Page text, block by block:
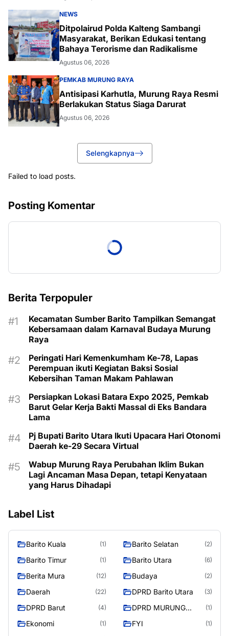
NEWS
Ditpolairud Polda Kalteng Sambangi
Masyarakat, Berikan Edukasi tentang
Bahaya Terorisme dan Radikalisme
Agustus 06, 2026
PEMKAB MURUNG RAYA
Antisipasi Karhutla, Murung Raya Resmi
Berlakukan Status Siaga Darurat
Agustus 06, 2026
Selengkapnya
Failed to load posts.
Posting Komentar
Berita Terpopuler
Kecamatan Sumber Barito Tampilkan Semangat
Kebersamaan dalam Karnaval Budaya Murung
Raya
Peringati Hari Kemenkumham Ke-78, Lapas
Perempuan ikuti Kegiatan Baksi Sosial
Kebersihan Taman Makam Pahlawan
Persiapkan Lokasi Batara Expo 2025, Pemkab
Barut Gelar Kerja Bakti Massal di Eks Bandara
Lama
Pj Bupati Barito Utara Ikuti Upacara Hari Otonomi
Daerah ke-29 Secara Virtual
Wabup Murung Raya Perubahan Iklim Bukan
Lagi Ancaman Masa Depan, tetapi Kenyataan
yang Harus Dihadapi
Label List
Barito Kuala (1) Barito Selatan (2)
Barito Timur (1) Barito Utara (6)
Berita Mura (12) Budaya (2)
Daerah (22) DPRD Barito Utara (3)
DPRD Barut (4)
DPRD MURUNG
(1)
Ekonomi (1) FYI (1)